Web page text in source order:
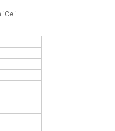
'Ce '